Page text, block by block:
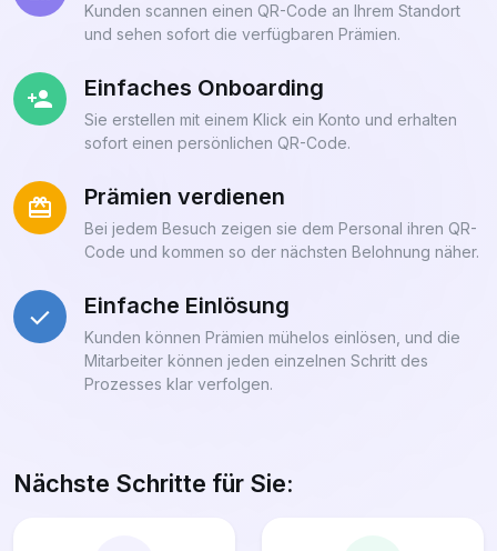
Kunden scannen einen QR-Code an Ihrem Standort
und sehen sofort die verfügbaren Prämien.
Einfaches Onboarding
Sie erstellen mit einem Klick ein Konto und erhalten
sofort einen persönlichen QR-Code.
Prämien verdienen
Bei jedem Besuch zeigen sie dem Personal ihren QR-
Code und kommen so der nächsten Belohnung näher.
Einfache Einlösung
Kunden können Prämien mühelos einlösen, und die
Mitarbeiter können jeden einzelnen Schritt des
Prozesses klar verfolgen.
Nächste Schritte für Sie: